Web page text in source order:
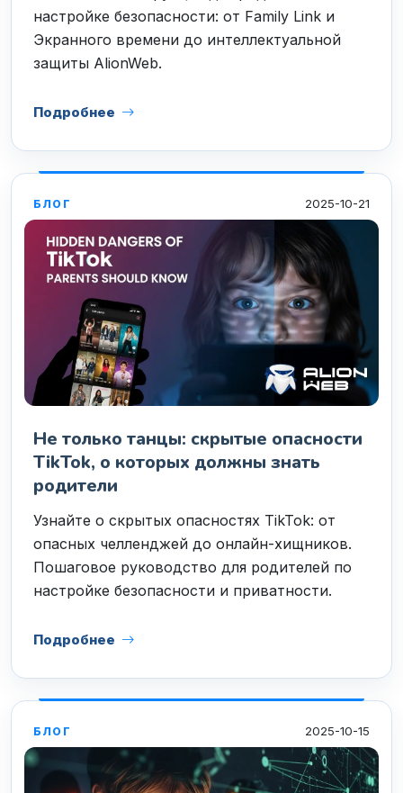
настройке безопасности: от Family Link и
Экранного времени до интеллектуальной
защиты AlionWeb.
Подробнее
БЛОГ 2025-10-21
Не только танцы: скрытые опасности
TikTok, о которых должны знать
родители
Узнайте о скрытых опасностях TikTok: от
опасных челленджей до онлайн-хищников.
Пошаговое руководство для родителей по
настройке безопасности и приватности.
Подробнее
БЛОГ 2025-10-15